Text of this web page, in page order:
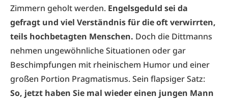
Zimmern geholt werden. Engelsgeduld sei da
gefragt und viel Verständnis für die oft verwirrten,
teils hochbetagten Menschen. Doch die Dittmanns
nehmen ungewöhnliche Situationen oder gar
Beschimpfungen mit rheinischem Humor und einer
großen Portion Pragmatismus. Sein flapsiger Satz:
So, jetzt haben Sie mal wieder einen jungen Mann